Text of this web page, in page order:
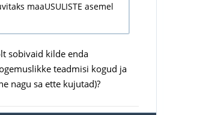
maaUSULISTE asemel
sobivaid kilde enda
teadmisi kogud ja
nagu sa ette kujutad)?